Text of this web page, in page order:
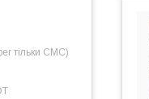
тільки СМС)